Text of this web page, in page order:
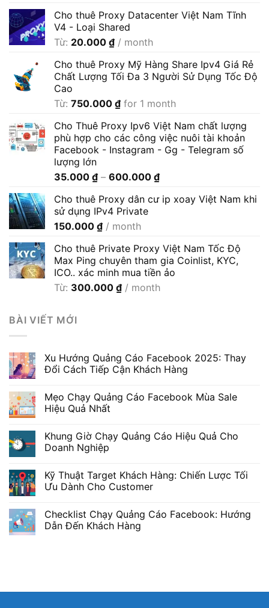
Cho thuê Proxy Datacenter Việt Nam Tĩnh
V4 - Loại Shared
Từ: 20.000 ₫ / month
Cho thuê Proxy Mỹ Hàng Share Ipv4 Giá Rẻ
Chất Lượng Tối Đa 3 Người Sử Dụng Tốc Độ
Cao
Từ: 750.000 ₫ for 1 month
Cho Thuê Proxy Ipv6 Việt Nam chất lượng
phù hợp cho các công việc nuôi tài khoản
Facebook - Instagram - Gg - Telegram số
lượng lớn
35.000 ₫ – 600.000 ₫Khoảng
từ
Cho thuê Proxy dân cư ip xoay Việt Nam khi
sử dụng IPv4 Private
150.000 ₫ / month
Cho thuê Private Proxy Việt Nam Tốc Độ
Max Ping chuyên tham gia Coinlist, KYC,
ICO.. xác minh mua tiền ảo
Từ: 300.000 ₫ / month
BÀI VIẾT MỚI
Xu Hướng Quảng Cáo Facebook 2025: Thay
Đổi Cách Tiếp Cận Khách Hàng
Mẹo Chạy Quảng Cáo Facebook Mùa Sale
Hiệu Quả Nhất
Khung Giờ Chạy Quảng Cáo Hiệu Quả Cho
Doanh Nghiệp
Kỹ Thuật Target Khách Hàng: Chiến Lược Tối
Ưu Dành Cho Customer
Checklist Chạy Quảng Cáo Facebook: Hướng
Dẫn Đến Khách Hàng